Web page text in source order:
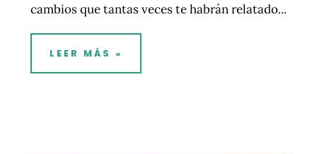
cambios que tantas veces te habrán relatado...
LEER MÁS »